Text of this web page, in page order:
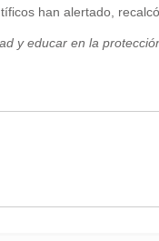
han alertado,
y educar en la